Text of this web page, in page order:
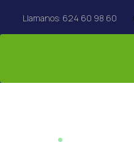
Llamanos: 624 60 98 60